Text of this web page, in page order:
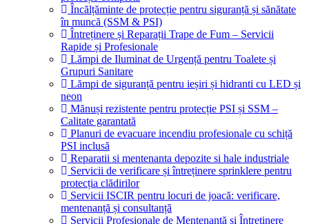
Încălțăminte de protecție pentru siguranță și sănătate
în muncă (SSM & PSI)
Întreținere și Reparații Trape de Fum – Servicii
Rapide și Profesionale
Lămpi de Iluminat de Urgență pentru Toalete și
Grupuri Sanitare
Lămpi de siguranță pentru ieșiri și hidranti cu LED și
neon
Mănuși rezistente pentru protecție PSI și SSM –
Calitate garantată
Planuri de evacuare incendiu profesionale cu schiță
PSI inclusă
Reparatii si mentenanta depozite si hale industriale
Servicii de verificare și întreținere sprinklere pentru
protecția clădirilor
Servicii ISCIR pentru locuri de joacă: verificare,
mentenanță și consultanță
Servicii Profesionale de Mentenanță și Întreținere